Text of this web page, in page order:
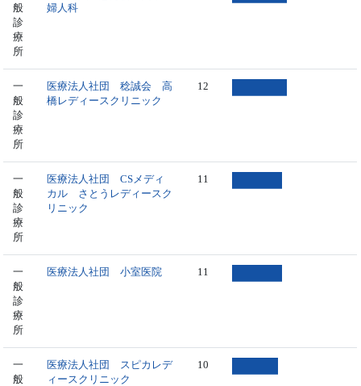
般
診
療
所
婦人科
一
般
診
療
所
医療法人社団 稔誠会 高
橋レディースクリニック
12
一
般
診
療
所
医療法人社団 CSメディ
カル さとうレディースク
リニック
11
一
般
診
療
所
医療法人社団 小室医院 11
一
般
医療法人社団 スピカレデ
ィースクリニック
10